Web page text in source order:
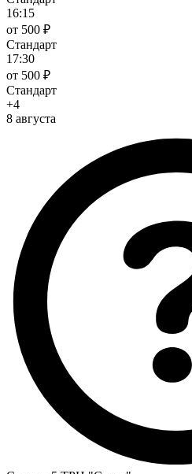
16:15
от 500 ₽
Стандарт
17:30
от 500 ₽
Стандарт
+4
8 августа